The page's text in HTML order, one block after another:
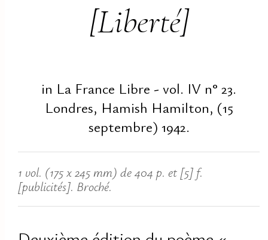
[Liberté]
in La France Libre - vol. IV n° 23.
Londres, Hamish Hamilton, (15
septembre) 1942.
1 vol. (175 x 245 mm) de 404 p. et [5] f.
[publicités]. Broché.